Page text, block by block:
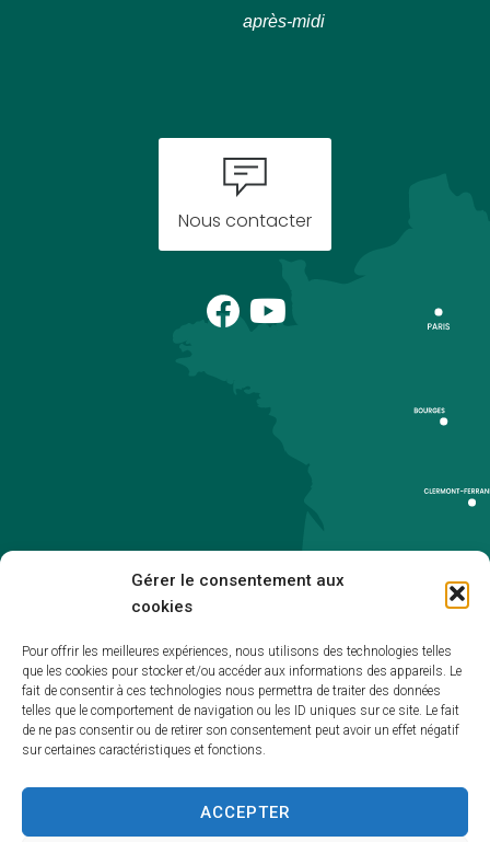
Gérer le consentement aux
cookies
Pour offrir les meilleures expériences, nous utilisons des technologies telles
que les cookies pour stocker et/ou accéder aux informations des appareils. Le
fait de consentir à ces technologies nous permettra de traiter des données
telles que le comportement de navigation ou les ID uniques sur ce site. Le fait
de ne pas consentir ou de retirer son consentement peut avoir un effet négatif
sur certaines caractéristiques et fonctions.
ACCEPTER
après-midi
Nous contacter
Accessibilité